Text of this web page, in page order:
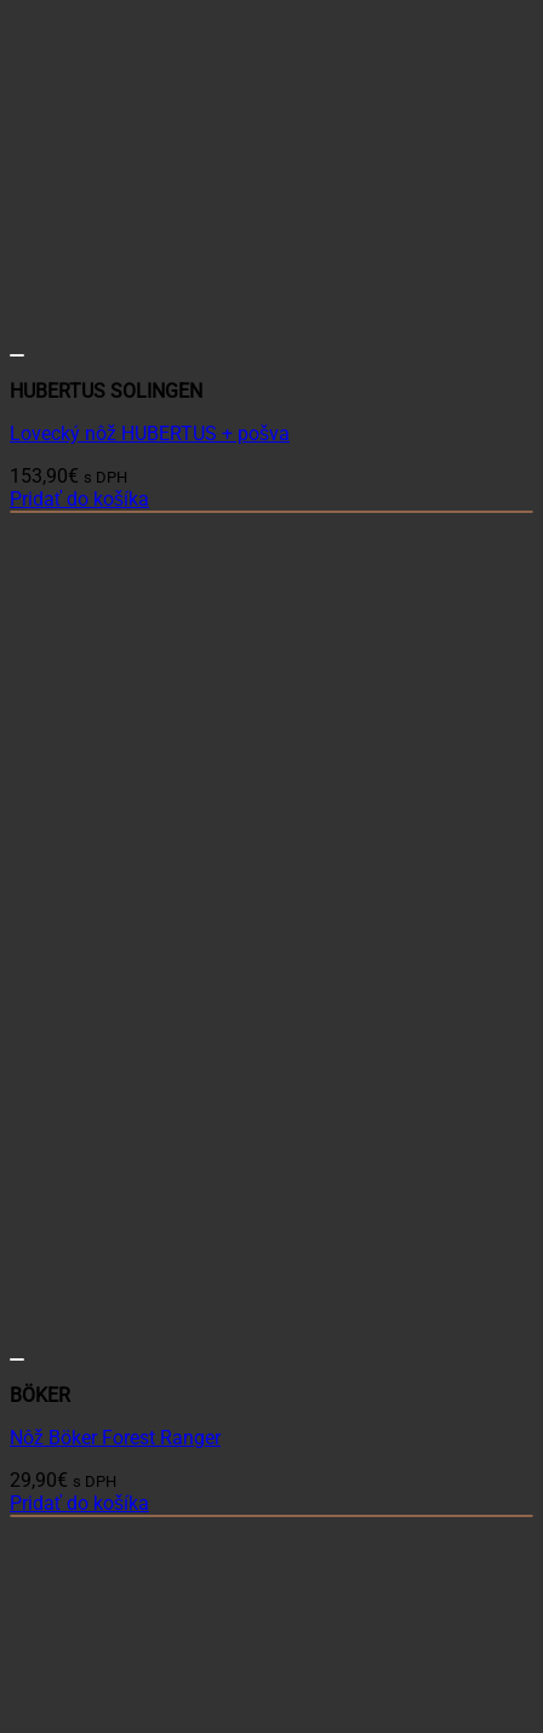
HUBERTUS SOLINGEN
Lovecký nôž HUBERTUS + pošva
153,90€ s DPH
Pridať do košíka
BÖKER
Nôž Böker Forest Ranger
29,90€ s DPH
Pridať do košíka